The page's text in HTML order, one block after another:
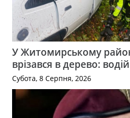
У Житомирському
врізався в дерево:
Субота, 8 Серпня, 2026